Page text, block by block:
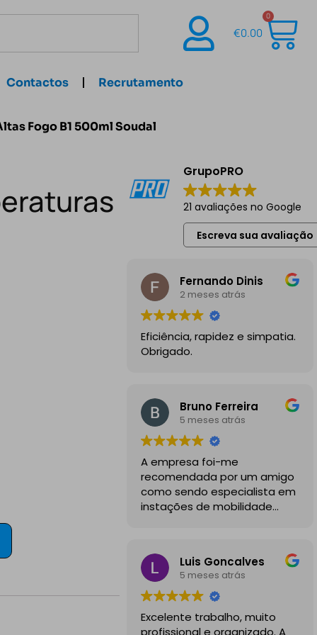
€0.00
0
Contactos Recrutamento
Fogo B1 500ml Soudal
GrupoPRO
21 avaliações no Google
Escreva sua avaliação
Fernando Dinis
2 meses atrás
Eficiência, rapidez e simpatia.
Obrigado.
Bruno Ferreira
5 meses atrás
A empresa foi-me
recomendada por um amigo
como sendo especialista em
instações de mobilidade
profissionais, comunicativos e
disponiveis para todas as
minhas dúvidas.
A instalação de tomada
reforçada em garagem
Luis Goncalves
5 meses atrás
Excelente trabalho, muito
profissional e organizado. A